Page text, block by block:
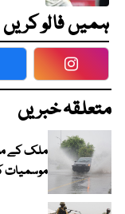
ہمیں فالو کریں
متعلقہ خبریں
ملک کے
موسمیات